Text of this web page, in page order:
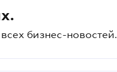
бизнес-новостей.